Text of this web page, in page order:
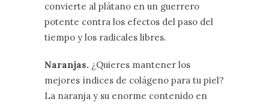
convierte al plátano en un guerrero
potente contra los efectos del paso del
tiempo y los radicales libres.
Naranjas. ¿Quieres mantener los
mejores índices de colágeno para tu piel?
La naranja y su enorme contenido en